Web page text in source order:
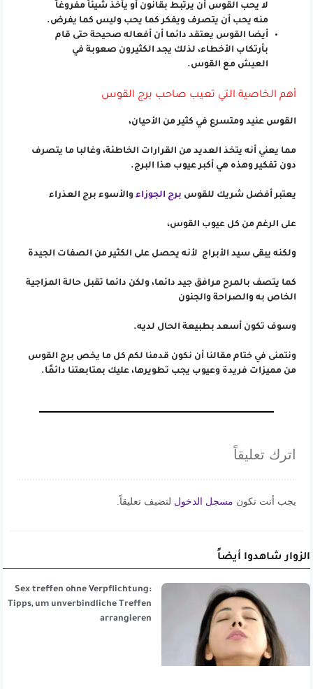
لا يحب القوس أن يرتبط بقانون أو يأخذ شيئاً مفروغاً
منه يحب أن يتصرف ويفكر كما يحب وليس كما يفرض.
أيضا القوس يعتقد دائما أن أفعاله صحيحة حتى قام
بأرتكاب الأخطاء، لذلك يجد الكثيرون صعوبة في
العيش مع القوس.
أهم الخاصية التي تعيب صاحب برج القوس
القوس عنيد ومتسرع في كثير من الأحيان،
مما يعني أنه يتخذ العديد من القرارات الخاطئة، وغالبا ما يتصرف
دون تفكير وهذه هي أكبر عيوب هذا البرج.
يعتبر أفضل شريك للقوس برج الجوزاءوالأسوء برج العذراء
على الرغم من كل عيوب القوس،
ولكنه يبقى سيد الأبراج لأنه يحصل على الكثير من الصفات الجيدة
كما يتصف بالمرح مرافق جيد دائما، ولكن دائما تقبل حالة المزاجية
الخاص به والصراحة والجنون
وسوف تكون أسعد بطبيعة الحال لديه.
ونتمنى في ختام مقالنا أن نكون قدمنا لكم كل ما يخص برج القوس
من مميزات فريدة وعيوب يجب تطويرها، عليك بمتابعتنا دائمًا.
اترك تعليقاً
يجب أنت تكون مسجل الدخول لتضيف تعليقاً.
الزوار شاهدوا أيضاً
Sex treffen ohne Verpflichtung:
Tipps, um unverbindliche Treffen
arrangieren